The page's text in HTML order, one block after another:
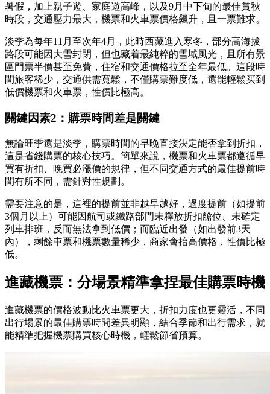
暑假，加上親子遊、家庭遊高峰，以及9月中下旬的最佳賞秋
時段，交通壓力最大，機票和火車票價格飆升，且一票難求。
淡季為每年11月至次年4月，此時西藏進入寒冬，部分高海拔
路段可能因大雪封閉，但也藏着最純粹的雪域風光，且所有景
區門票半價甚至免費，住宿和交通價格拉至全年最低。這段時
間旅客稀少，交通供需寬鬆，不僅購票難度低，還能輕鬆买到
低價機票和火車票，性價比極高。
關鍵因素2：購票時間差是關鍵
無論旺季還是淡季，購票時間的早晚直接決定能否拿到折扣，
這是省錢購票的核心技巧。簡單來說，機票和火車票都遵循早
買有折扣、晚買必漲價的規律，但不同交通方式的最佳提前時
間有所不同，需針對性規劃。
需要注意的是，這裡的提前並非越早越好，過度提前（如提前
3個月以上）可能因航司或鐵路部門未釋放折扣艙位、未確定
列車排班，反而無法拿到低價；而臨近出發（如出發前3天
內），剩餘車票和機票數量稀少，商家會抬高價格，性價比極
低。
進藏機票：分場景精準拿捏最佳購票時機
進藏機票的價格波動比火車票更大，折扣力度也更靈活，不同
出行場景的最佳購票時間差異明顯，結合季節和出行需求，就
能精準把握機票購買核心時機，輕鬆節省預算。